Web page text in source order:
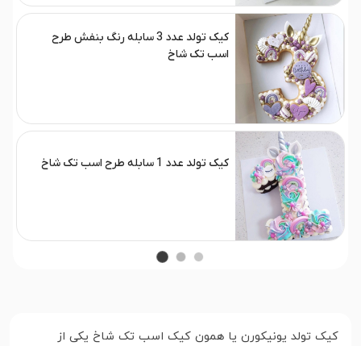
کیک تولد عدد 3 سابله رنگ بنفش طرح
اسب تک شاخ
کیک تولد عدد 1 سابله طرح اسب تک شاخ
کیک تولد یونیکورن یا همون کیک اسب تک شاخ یکی از